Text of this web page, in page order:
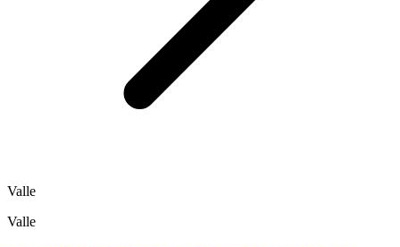
Valle
Valle